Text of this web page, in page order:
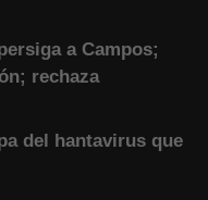
a Campos;
rechaza
del hantavirus que